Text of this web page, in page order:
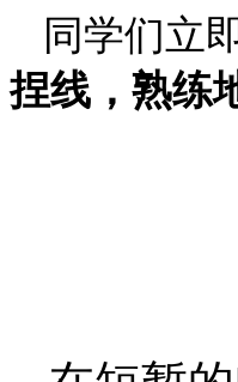
同学们立
捏线，熟练